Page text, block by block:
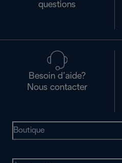
questions
Besoin d’aide?
Nous contacter
Boutique